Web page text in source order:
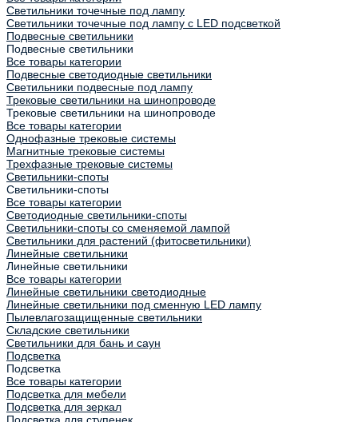
Светильники точечные под лампу
Светильники точечные под лампу с LED подсветкой
Подвесные светильники
Подвесные светильники
Все товары категории
Подвесные светодиодные светильники
Светильники подвесные под лампу
Трековые светильники на шинопроводе
Трековые светильники на шинопроводе
Все товары категории
Однофазные трековые системы
Магнитные трековые системы
Трехфазные трековые системы
Светильники-споты
Светильники-споты
Все товары категории
Светодиодные светильники-споты
Светильники-споты со сменяемой лампой
Светильники для растений (фитосветильники)
Линейные светильники
Линейные светильники
Все товары категории
Линейные светильники светодиодные
Линейные светильники под сменную LED лампу
Пылевлагозащищенные светильники
Складские светильники
Светильники для бань и саун
Подсветка
Подсветка
Все товары категории
Подсветка для мебели
Подсветка для зеркал